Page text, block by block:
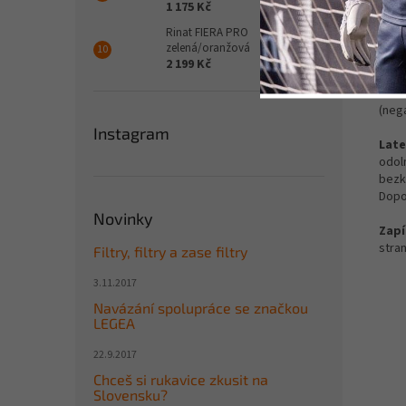
1 175 Kč
Rinat FIERA PRO
zelená/oranžová
2 199 Kč
Instagram
Novinky
Filtry, filtry a zase filtry
3.11.2017
Navázání spolupráce se značkou
LEGEA
22.9.2017
Chceš si rukavice zkusit na
Slovensku?